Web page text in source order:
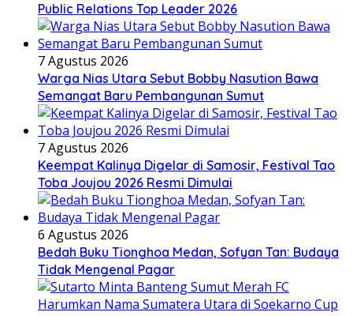
Public Relations Top Leader 2026
7 Agustus 2026
Warga Nias Utara Sebut Bobby Nasution Bawa
Semangat Baru Pembangunan Sumut
7 Agustus 2026
Keempat Kalinya Digelar di Samosir, Festival Tao
Toba Joujou 2026 Resmi Dimulai
6 Agustus 2026
Bedah Buku Tionghoa Medan, Sofyan Tan: Budaya
Tidak Mengenal Pagar